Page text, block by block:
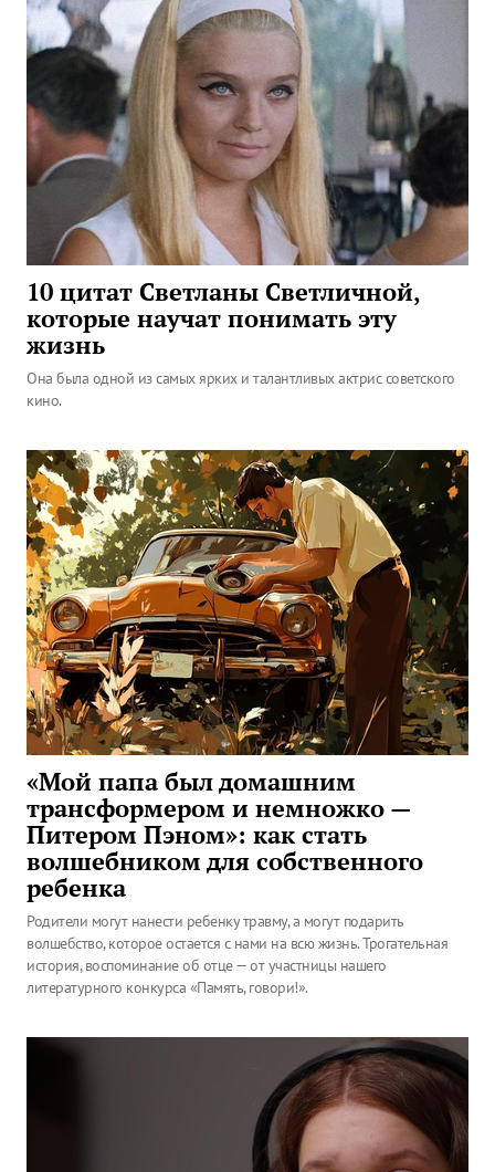
10 цитат Светланы Светличной,
которые научат понимать эту
жизнь
Она была одной из самых ярких и талантливых актрис советского
кино.
«Мой папа был домашним
трансформером и немножко —
Питером Пэном»: как стать
волшебником для собственного
ребенка
Родители могут нанести ребенку травму, а могут подарить
волшебство, которое остается с нами на всю жизнь. Трогательная
история, воспоминание об отце — от участницы нашего
литературного конкурса «Память, говори!».